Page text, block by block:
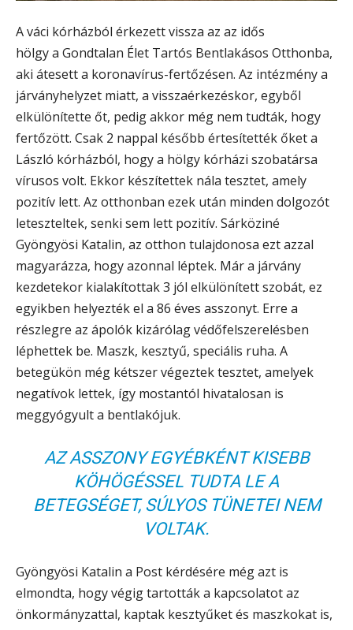
A váci kórházból érkezett vissza az az idős
hölgy a Gondtalan Élet Tartós Bentlakásos Otthonba,
aki átesett a koronavírus-fertőzésen. Az intézmény a
járványhelyzet miatt, a visszaérkezéskor, egyből
elkülönítette őt, pedig akkor még nem tudták, hogy
fertőzött. Csak 2 nappal később értesítették őket a
László kórházból, hogy a hölgy kórházi szobatársa
vírusos volt. Ekkor készítettek nála tesztet, amely
pozitív lett. Az otthonban ezek után minden dolgozót
leteszteltek, senki sem lett pozitív. Sárköziné
Gyöngyösi Katalin, az otthon tulajdonosa ezt azzal
magyarázza, hogy azonnal léptek. Már a járvány
kezdetekor kialakítottak 3 jól elkülönített szobát, ez
egyikben helyezték el a 86 éves asszonyt. Erre a
részlegre az ápolók kizárólag védőfelszerelésben
léphettek be. Maszk, kesztyű, speciális ruha. A
betegükön még kétszer végeztek tesztet, amelyek
negatívok lettek, így mostantól hivatalosan is
meggyógyult a bentlakójuk.
AZ ASSZONY EGYÉBKÉNT KISEBB
KÖHÖGÉSSEL TUDTA LE A
BETEGSÉGET, SÚLYOS TÜNETEI NEM
VOLTAK.
Gyöngyösi Katalin a Post kérdésére még azt is
elmondta, hogy végig tartották a kapcsolatot az
önkormányzattal, kaptak kesztyűket és maszkokat is,